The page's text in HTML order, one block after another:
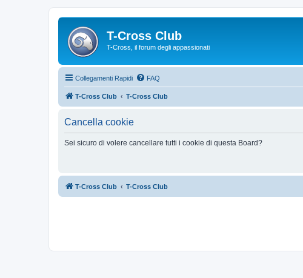
T-Cross Club
T-Cross, il forum degli appassionati
Collegamenti Rapidi FAQ
T-Cross Club T-Cross Club
Cancella cookie
Sei sicuro di volere cancellare tutti i cookie di questa Board?
T-Cross Club T-Cross Club